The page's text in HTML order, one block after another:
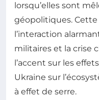
lorsqu’elles sont
géopolitiques. Cette
l’interaction
militaires et la crise
l’accent sur les
Ukraine sur
à effet de serre.